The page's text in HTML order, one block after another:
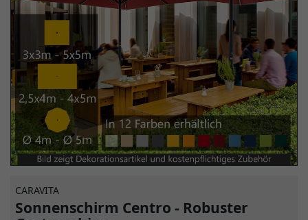
CARAVITA
Sonnenschirm Centro - Robuster